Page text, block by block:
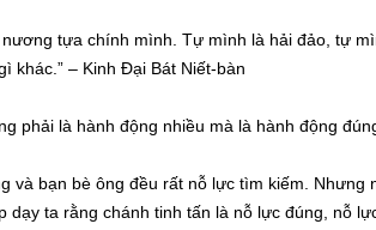
nương tựa chính mình. Tự mình là hải đảo, tự
khác.” – Kinh Đại Bát Niết-bàn
phải là hành động nhiều mà là hành động
và bạn bè ông đều rất nỗ lực tìm kiếm. Nhưng
dạy ta rằng chánh tinh tấn là nỗ lực đúng, nỗ